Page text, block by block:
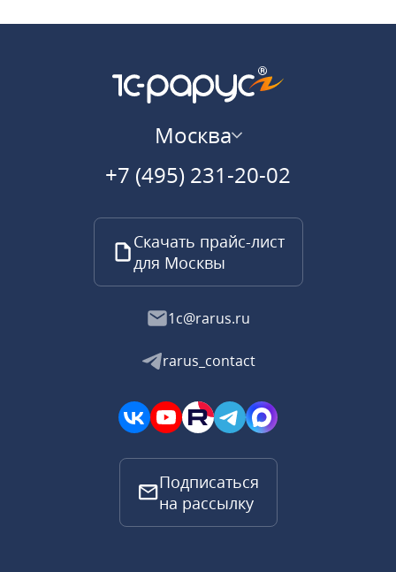
Москва
+7 (495) 231-20-02
Скачать прайс-лист
для Москвы
1c@rarus.ru
rarus_contact
Подписаться
на рассылку